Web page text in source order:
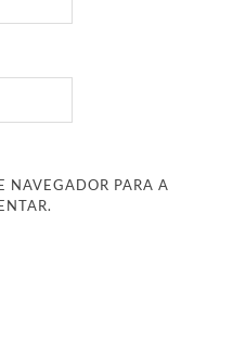
NAVEGADOR PARA A